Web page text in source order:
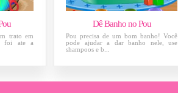
trato em
foi ate a
Dê Banho no Pou
Pou precisa de um bom banho! Você
pode ajudar a dar banho nele, use
shampoos e b...